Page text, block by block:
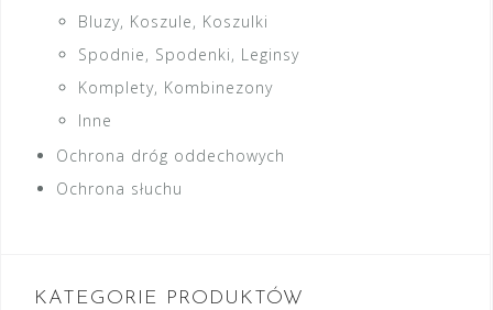
Bluzy, Koszule, Koszulki
Spodnie, Spodenki, Leginsy
Komplety, Kombinezony
Inne
Ochrona dróg oddechowych
Ochrona słuchu
KATEGORIE PRODUKTÓW